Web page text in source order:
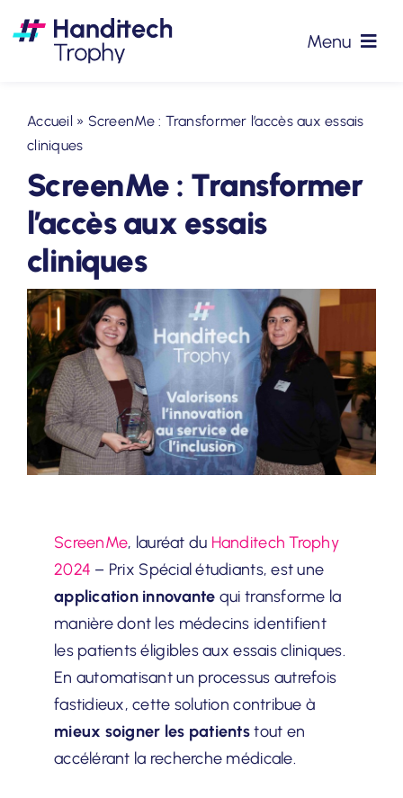
au
Menu
Partenaires
Précédentes éditions
Podcasts
Actualités
Contact
Accueil » ScreenMe : Transformer l’accès aux essais
cliniques
ScreenMe : Transformer
l’accès aux essais
cliniques
ScreenMe, lauréat du Handitech Trophy
2024 – Prix Spécial étudiants, est une
application innovante qui transforme la
manière dont les médecins identifient
les patients éligibles aux essais cliniques.
En automatisant un processus autrefois
fastidieux, cette solution contribue à
mieux soigner les patientstout en
accélérant la recherche médicale.